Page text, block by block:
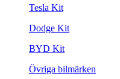
Tesla Kit
Dodge Kit
BYD Kit
Övriga bilmärken